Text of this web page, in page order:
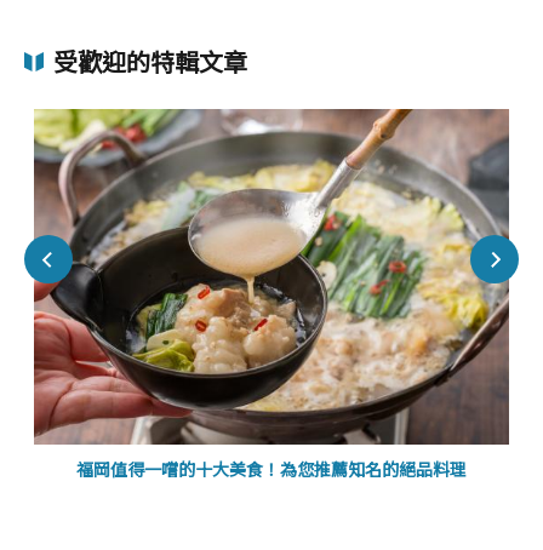
受歡迎的特輯文章
福岡值得一嚐的十大美食！為您推薦知名的絕品料理